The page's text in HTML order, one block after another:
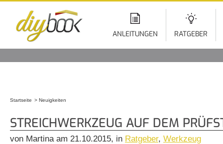
ANLEITUNGEN RATGEBER
Startseite Neuigkeiten
STREICHWERKZEUG AUF DEM
von Martina am 21.10.2015, in Ratgeber, Werkzeug